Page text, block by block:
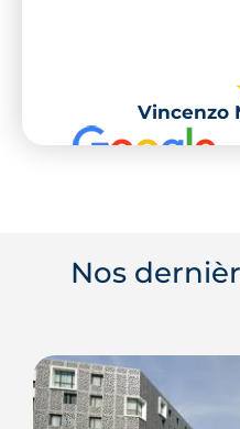
Vincenzo
Nos